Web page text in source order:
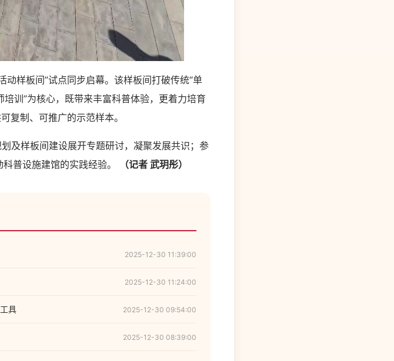
样板间”试点同步启幕。该样板间打破传统“单
训”为核心，既带来丰富科普体验，更着力培育
复制、可推广的示范样本。
样板间建设展开专题研讨，凝聚发展共识；参
普设施建馆的实践经验。
（记者 武玥彤）
2025-12-30 11:39:00
2025-12-30 11:24:00
具 2025-12-30 09:54:00
2025-12-30 08:39:00